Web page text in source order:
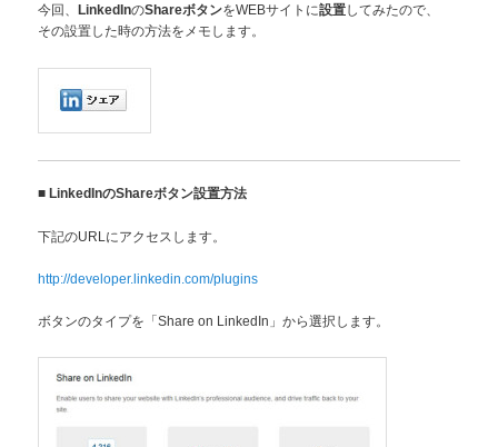
今回、 LinkedInのShareボタンをWEBサイトに設置してみたので、
その設置した時の方法をメモします。
■ LinkedInのShareボタン設置方法
下記のURLにアクセスします。
http://developer.linkedin.com/plugins
ボタンのタイプを「Share on LinkedIn」から選択します。